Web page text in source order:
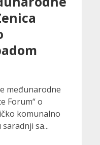
međunarodne
Forum“ o
komunalno
sa...